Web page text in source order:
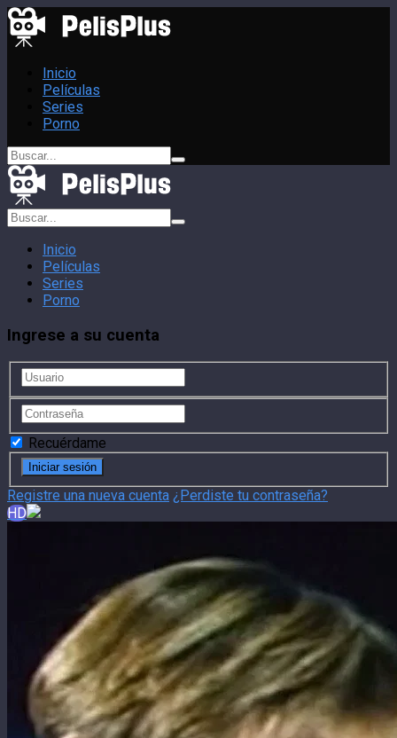
Inicio
Películas
Series
Porno
Inicio
Películas
Series
Porno
Ingrese a su cuenta
Recuérdame
Registre una nueva cuenta ¿Perdiste tu contraseña?
HD